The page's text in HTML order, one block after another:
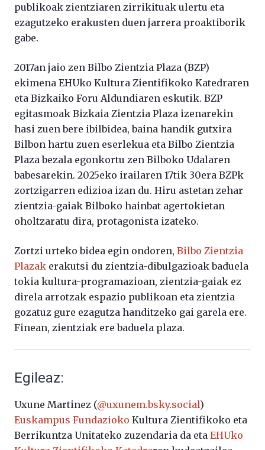
publikoak zientziaren zirrikituak ulertu eta
ezagutzeko erakusten duen jarrera proaktiborik
gabe.
2017an jaio zen Bilbo Zientzia Plaza (BZP)
ekimena EHUko Kultura Zientifikoko Katedraren
eta Bizkaiko Foru Aldundiaren eskutik. BZP
egitasmoak Bizkaia Zientzia Plaza izenarekin
hasi zuen bere ibilbidea, baina handik gutxira
Bilbon hartu zuen eserlekua eta Bilbo Zientzia
Plaza bezala egonkortu zen Bilboko Udalaren
babesarekin. 2025eko irailaren 17tik 30era BZPk
zortzigarren edizioa izan du. Hiru astetan zehar
zientzia-gaiak Bilboko hainbat agertokietan
oholtzaratu dira, protagonista izateko.
Zortzi urteko bidea egin ondoren, Bilbo Zientzia
Plazak erakutsi du zientzia-dibulgazioak baduela
tokia kultura-programazioan, zientzia-gaiak ez
direla arrotzak espazio publikoan eta zientzia
gozatuz gure ezagutza handitzeko gai garela ere.
Finean, zientziak ere baduela plaza.
Egileaz:
Uxune Martinez (@uxunem.bsky.social)
Euskampus Fundazioko Kultura Zientifikoko eta
Berrikuntza Unitateko zuzendaria da eta EHUko